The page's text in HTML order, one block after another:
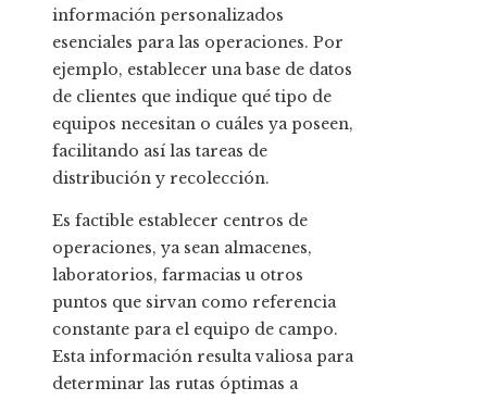
información personalizados
esenciales para las operaciones. Por
ejemplo, establecer una base de datos
de clientes que indique qué tipo de
equipos necesitan o cuáles ya poseen,
facilitando así las tareas de
distribución y recolección.
Es factible establecer centros de
operaciones, ya sean almacenes,
laboratorios, farmacias u otros
puntos que sirvan como referencia
constante para el equipo de campo.
Esta información resulta valiosa para
determinar las rutas óptimas a